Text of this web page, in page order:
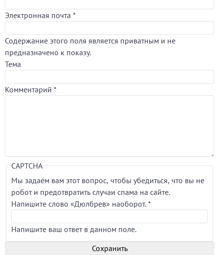
Электронная почта *
Содержание этого поля является приватным и не
предназначено к показу.
Тема
Комментарий *
CAPTCHA
Мы задаём вам этот вопрос, чтобы убедиться, что вы не
робот и предотвратить случаи спама на сайте.
Напишите слово «Дюлбрев» наоборот. *
Напишите ваш ответ в данном поле.